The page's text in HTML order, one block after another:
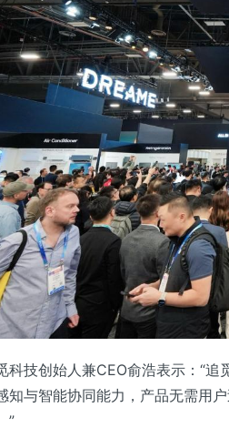
科技创始人兼CEO俞浩表示：“追
知与智能协同能力，产品无需用
”